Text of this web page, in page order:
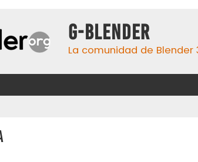
G-Blender
La comunidad de Blender